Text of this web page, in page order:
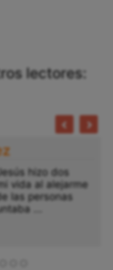
lectores:
hizo dos
vida al alejarme
las personas
...